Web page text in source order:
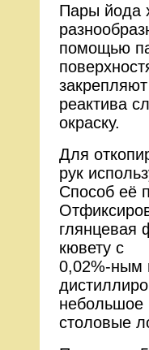
Пары йода
помощью
реактива
окраску.
Для
рук
Способ её
глянцевая
кювету с
0,02%-ным
небольшое
столовые